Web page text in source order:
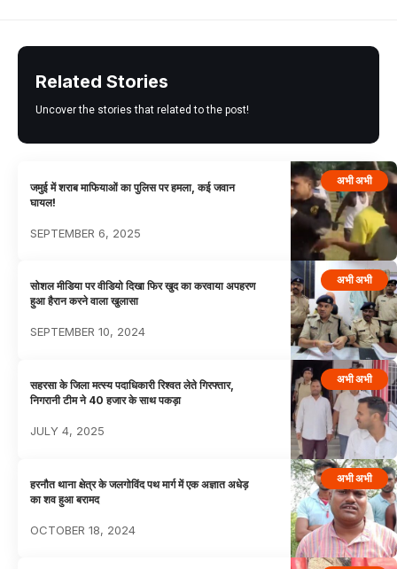
Related Stories
Uncover the stories that related to the post!
अभी अभी
जमुई में शराब माफियाओं का पुलिस पर हमला, कई जवान
घायल!
SEPTEMBER 6, 2025
अभी अभी
सोशल मीडिया पर वीडियो दिखा फिर खुद का करवाया अपहरण
हुआ हैरान करने वाला खुलासा
SEPTEMBER 10, 2024
अभी अभी
सहरसा के जिला मत्स्य पदाधिकारी रिश्वत लेते गिरफ्तार,
निगरानी टीम ने 40 हजार के साथ पकड़ा
JULY 4, 2025
अभी अभी
हरनौत थाना क्षेत्र के जलगोविंद पथ मार्ग में एक अज्ञात अधेड़
का शव हुआ बरामद
OCTOBER 18, 2024